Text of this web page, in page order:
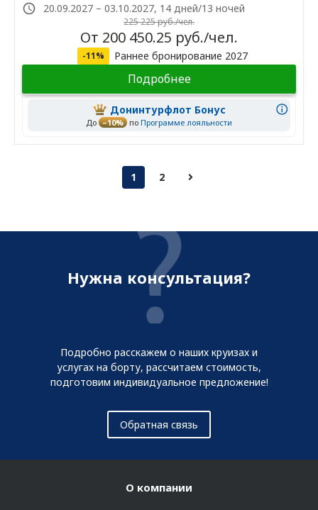
20.09.2027 – 03.10.2027, 14 дней/13 ночей
225 225 руб./чел.
От 200 450.25 руб./чел.
-11% Раннее бронирование 2027
Подробнее
Донинтурфлот Бонус
До –10% по Программе лояльности
1 2
Нужна консультация?
Подробно расскажем о наших круизах и
услугах на борту, рассчитаем стоимость,
подготовим индивидуальное предложение!
Обратная связь
О компании